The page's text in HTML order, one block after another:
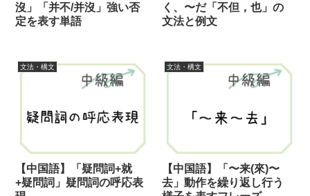
沒」「并不/并沒」強い否
定を表す単語
く、〜だ「不但，也」の
文法と例文
文法・構文
【中国語】「疑問詞+就
+疑問詞」疑問詞の呼応表
文法・構文
【中国語】「〜来(來)〜
去」動作を繰り返し行う